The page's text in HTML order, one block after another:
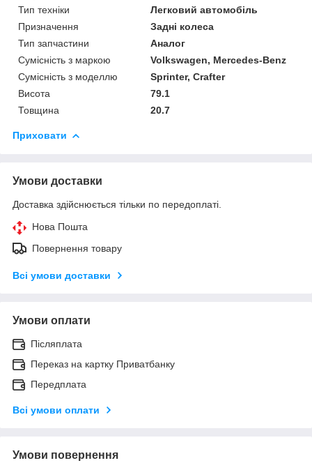
Тип техніки
Легковий автомобіль
Призначення
Задні колеса
Тип запчастини
Аналог
Сумісність з маркою
Volkswagen, Mercedes-Benz
Сумісність з моделлю
Sprinter, Crafter
Висота
79.1
Товщина
20.7
Приховати
Умови доставки
Доставка здійснюється тільки по передоплаті.
Нова Пошта
Повернення товару
Всі умови доставки
Умови оплати
Післяплата
Переказ на картку Приватбанку
Передплата
Всі умови оплати
Умови повернення